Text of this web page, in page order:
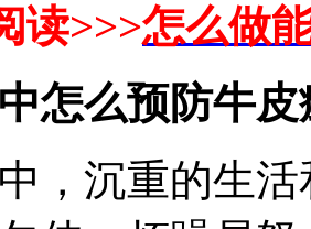
读>>>怎么做
怎么预防牛皮
，沉重的生